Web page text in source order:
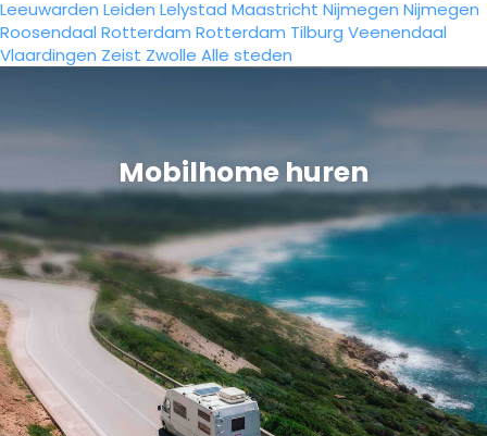
Leeuwarden Leiden Lelystad Maastricht Nijmegen Nijmegen
Roosendaal Rotterdam Rotterdam Tilburg Veenendaal
Vlaardingen Zeist Zwolle Alle steden
Mobilhome huren